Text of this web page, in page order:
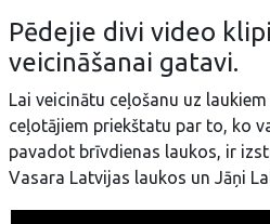
Pēdejie divi video
veicināšanai gatavi.
Lai veicinātu ceļošanu uz
ceļotājiem priekštatu par to, ko
pavadot brīvdienas laukos, ir
Vasara Latvijas laukos un Jāņi